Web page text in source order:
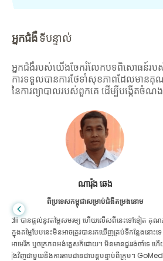
អ្នកជំងឺទីបន្ទាល់
អ្នកជំងឺរបស់យើងចែករំលែកបទពិសោធន៍រប
ការទទួលបានការថែទាំសុខភាពដែលមាន
នៃការព្យាបាលរបស់ពួកគេ ដើម្បីបង្កើតចំ
ពីបង់ក្លាដែសសម្រាប់ជំងឺក្រពះពោ
ខ្ញុំបានថ្លែងអំណរគុណដល់កូនប្រុសរបស់ខ្ញុំ និងក្រុមដ៏
បានជួយខ្ញុំក្នុងការធ្វើដំណើររបស់ខ្ញុំពីបង់ក្លាដែសទៅ
ព្យាបាល។ យើងបានធ្វើការជ្រើសរើសត្រឹមត្រូវក្នុងក
សូម្បីតែបន្ទាប់ពីការព្យាបាលរក្សាទំនាក់ទំ